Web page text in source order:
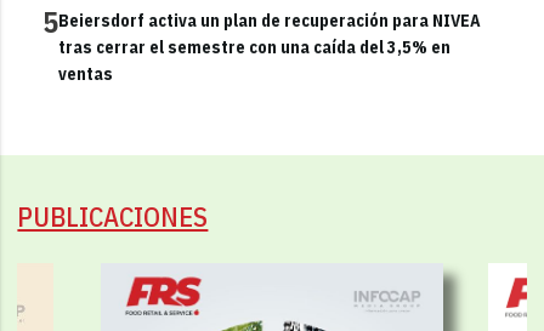
5Beiersdorf activa un plan de recuperación para NIVEA
tras cerrar el semestre con una caída del 3,5% en
ventas
PUBLICACIONES